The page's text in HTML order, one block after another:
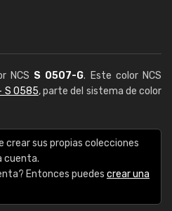
NCS S 0507-G. Este color NCS
S 0585, parte del sistema de color
crear sus propias colecciones
cuenta.
Entonces puedes crear una